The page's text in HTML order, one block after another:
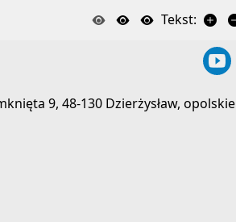
Tekst:
9, 48-130 Dzierżysław, opolskie